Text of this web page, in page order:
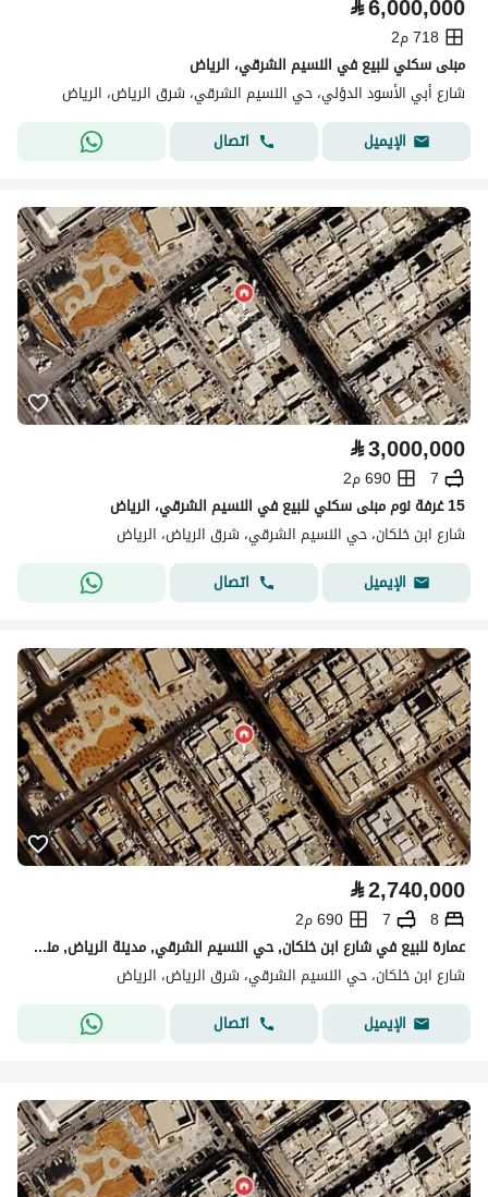
718 م2
مبنى سكني للبيع في النسيم الشرقي، الرياض
شارع أبي الأسود الدؤلي، حي النسيم الشرقي، شرق الرياض، الرياض
الإيميل
اتصال
⃁3,000,000
7
690 م2
15 غرفة نوم مبنى سكني للبيع في النسيم الشرقي، الرياض
شارع ابن خلكان، حي النسيم الشرقي، شرق الرياض، الرياض
الإيميل
اتصال
⃁2,740,000
8
7
690 م2
عمارة للبيع في شارع ابن خلكان, حي النسيم الشرقي, مدينة الرياض, منطقة الرياض
شارع ابن خلكان، حي النسيم الشرقي، شرق الرياض، الرياض
الإيميل
اتصال